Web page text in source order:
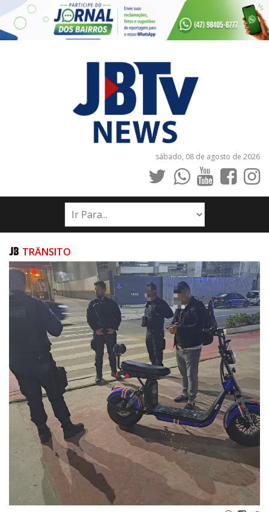
sábado, 08 de agosto de 2026
INÍCIO
NOTÍCIAS
PUBLICAÇÕES LEGAIS
CONTATO
TRÂNSITO